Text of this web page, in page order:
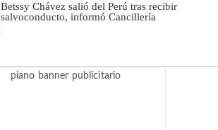
Betssy Chávez salió del Perú tras recibir
salvoconducto, informó Cancillería